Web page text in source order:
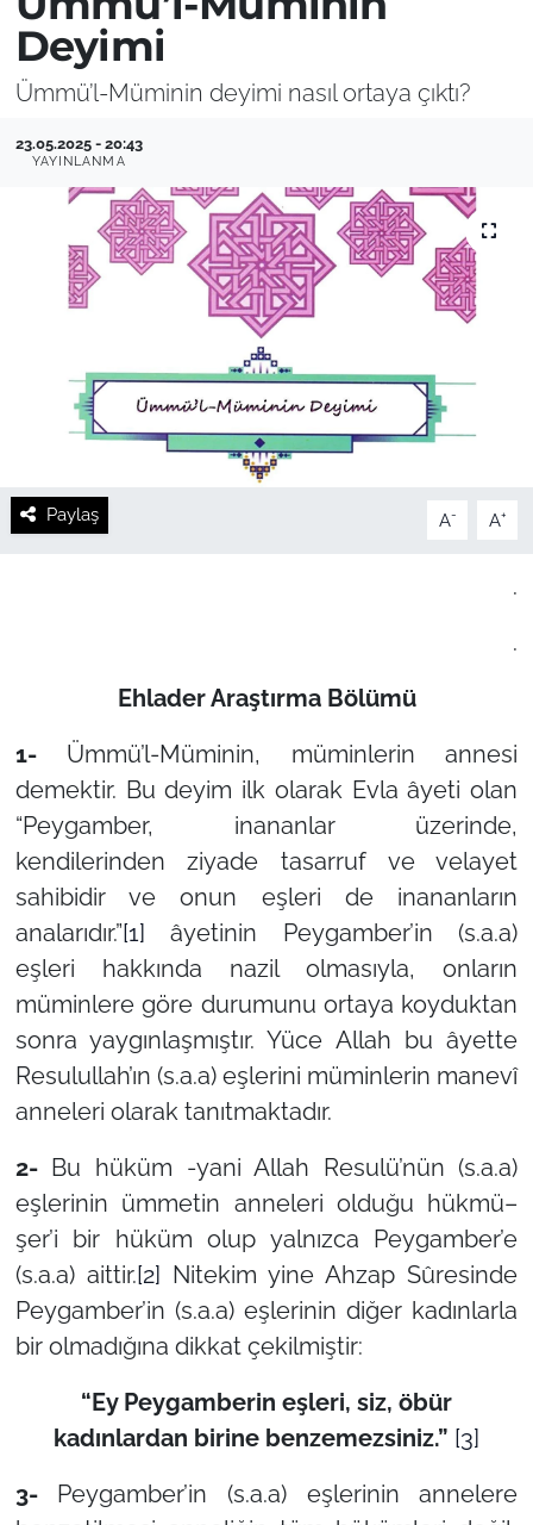
Deyimi
Ümmü’l-Müminin deyimi nasıl ortaya çıktı?
23.05.2025 - 20:43
YAYINLANMA
Paylaş A- A+
.
.
Ehlader Araştırma Bölümü
1-Ümmü’l-Müminin, müminlerin annesi
demektir. Bu deyim ilk olarak Evla âyeti olan
“Peygamber, inananlar üzerinde,
kendilerinden ziyade tasarruf ve velayet
sahibidir ve onun eşleri de inananların
analarıdır.”[1] âyetinin Peygamber’in (s.a.a)
eşleri hakkında nazil olmasıyla, onların
müminlere göre durumunu ortaya koyduktan
sonra yaygınlaşmıştır. Yüce Allah bu âyette
Resulullah’ın (s.a.a) eşlerini müminlerin manevî
anneleri olarak tanıtmaktadır.
2-Bu hüküm -yani Allah Resulü’nün (s.a.a)
eşlerinin ümmetin anneleri olduğu hükmü–
şer’i bir hüküm olup yalnızca Peygamber’e
(s.a.a) aittir.[2] Nitekim yine Ahzap Sûresinde
Peygamber’in (s.a.a) eşlerinin diğer kadınlarla
bir olmadığına dikkat çekilmiştir:
“Ey Peygamberin eşleri, siz, öbür
kadınlardan birine benzemezsiniz.” [3]
3-Peygamber’in (s.a.a) eşlerinin annelere